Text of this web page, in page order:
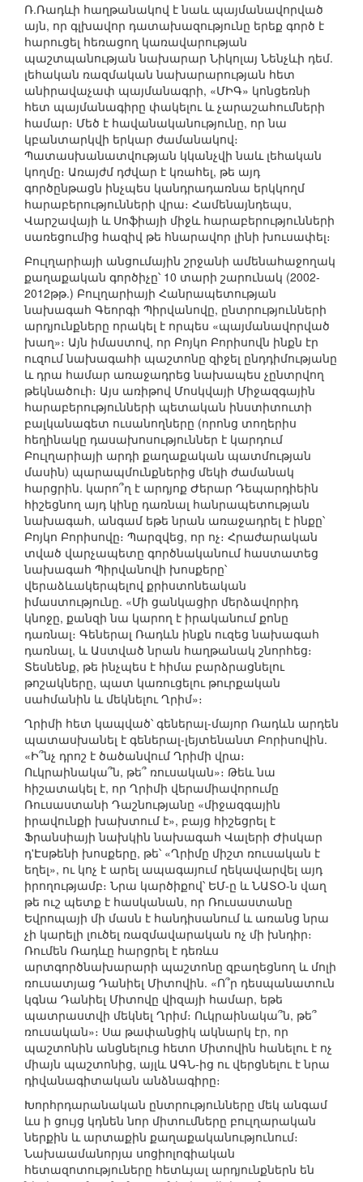
Ռ.Ռադևի հաղթանակով է նաև պայմանավորված
այն, որ գլխավոր դատախազությունը երեք գործ է
հարուցել հեռացող կառավարության
պաշտպանության նախարար Նիկոլայ Նենչևի դեմ.
լեհական ռազմական նախարարության հետ
անիրավաչափ պայմանագրի, «ՄԻԳ» կոնցեռնի
հետ պայմանագիրը փակելու և չարաշահումների
համար։ Մեծ է հավանականությունը, որ նա
կբանտարկվի երկար ժամանակով։
Պատասխանատվության կկանչվի նաև լեհական
կողմը։ Առայժմ դժվար է կռահել, թե այդ
գործընթացն ինչպես կանդրադառնա երկկողմ
հարաբերությունների վրա։ Համենայնդեպս,
Վարշավայի և Սոֆիայի միջև հարաբերությունների
սառեցումից հազիվ թե հնարավոր լինի խուսափել։
Բուլղարիայի անցումային շրջանի ամենահաջողակ
քաղաքական գործիչը՝ 10 տարի շարունակ (2002-
2012թթ.) Բուլղարիայի Հանրապետության
նախագահ Գեորգի Պիրվանովը, ընտրությունների
արդյունքները որակել է որպես «պայմանավորված
խաղ»։ Այն իմաստով, որ Բոյկո Բորիսովն ինքն էր
ուզում նախագահի պաշտոնը զիջել ընդդիմությանը
և դրա համար առաջադրեց նախապես չընտրվող
թեկնածուի։ Այս առիթով Մոսկվայի Միջազգային
հարաբերությունների պետական ինստիտուտի
բալկանագետ ուսանողները (որոնց տողերիս
հեղինակը դասախոսություններ է կարդում
Բուլղարիայի արդի քաղաքական պատմության
մասին) պարապմունքներից մեկի ժամանակ
հարցրին. կարո՞ղ է արդյոք Ժերար Դեպարդիեին
հիշեցնող այդ կինը դառնալ հանրապետության
նախագահ, անգամ եթե նրան առաջադրել է ինքը՝
Բոյկո Բորիսովը։ Պարզվեց, որ ոչ։ Հրաժարական
տված վարչապետը գործնականում հաստատեց
նախագահ Պիրվանովի խոսքերը՝
վերաձևակերպելով քրիստոնեական
իմաստությունը. «Մի ցանկացիր մերձավորիդ
կնոջը, քանզի նա կարող է իրականում քոնը
դառնալ։ Գեներալ Ռադևն ինքն ուզեց նախագահ
դառնալ, և Աստված նրան հաղթանակ շնորհեց։
Տեսնենք, թե ինչպես է հիմա բարձրացնելու
թոշակները, պատ կառուցելու թուրքական
սահմանին և մեկնելու Ղրիմ»։
Ղրիմի հետ կապված՝ գեներալ-մայոր Ռադևն արդեն
պատասխանել է գեներալ-լեյտենանտ Բորիսովին.
«Ի՞նչ դրոշ է ծածանվում Ղրիմի վրա։
Ուկրաինակա՞ն, թե՞ ռուսական»։ Թեև նա
հիշատակել է, որ Ղրիմի վերամիավորումը
Ռուսաստանի Դաշնությանը «միջազգային
իրավունքի խախտում է», բայց հիշեցրել է
Ֆրանսիայի նախկին նախագահ Վալերի Ժիսկար
դ'Էսթենի խոսքերը, թե՝ «Ղրիմը միշտ ռուսական է
եղել», ու կոչ է արել ապագայում ղեկավարվել այդ
իրողությամբ։ Նրա կարծիքով՝ ԵՄ-ը և ՆԱՏՕ-ն վաղ
թե ուշ պետք է հասկանան, որ Ռուսաստանը
Եվրոպայի մի մասն է հանդիսանում և առանց նրա
չի կարելի լուծել ռազմավարական ոչ մի խնդիր։
Ռումեն Ռադևը հարցրել է դեռևս
արտգործնախարարի պաշտոնը զբաղեցնող և մոլի
ռուսատյաց Դանիել Միտովին. «Ո՞ր դեսպանատուն
կգնա Դանիել Միտովը վիզայի համար, եթե
պատրաստվի մեկնել Ղրիմ։ Ուկրաինակա՞ն, թե՞
ռուսական»։ Սա թափանցիկ ակնարկ էր, որ
պաշտոնին անցնելուց հետո Միտովին հանելու է ոչ
միայն պաշտոնից, այլև ԱԳՆ-ից ու վերցնելու է նրա
դիվանագիտական անձնագիրը։
Խորհրդարանական ընտրությունները մեկ անգամ
ևս ի ցույց կդնեն նոր միտումները բուլղարական
ներքին և արտաքին քաղաքականությունում։
Նախաամանորյա սոցիոլոգիական
հետազոտություները հետևյալ արդյունքներն են